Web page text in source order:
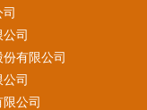
司
有限公司
司
公司